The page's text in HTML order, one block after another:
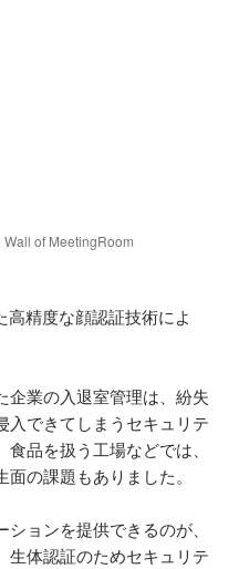
Wall of MeetingRoom
精度な顔認証技術によ
企業の入退室管理は、紛失
入できてしまうセキュリテ
品を扱う工場などでは、
の課題もありました。
ョンを提供できるのが、
生体認証のためセキュリテ